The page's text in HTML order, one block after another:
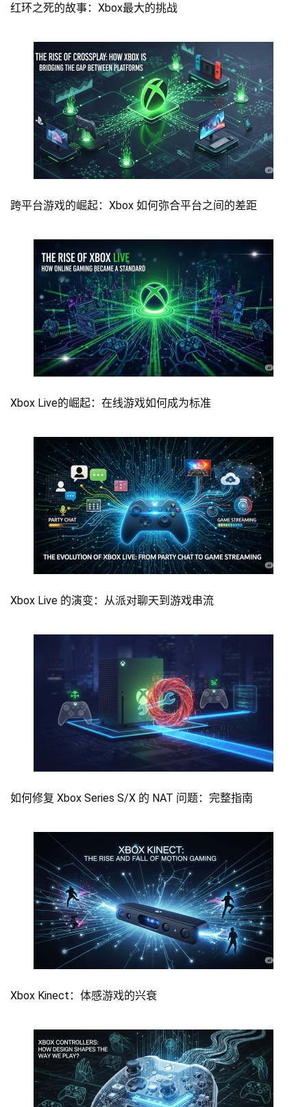
红环之死的故事：Xbox最大的挑战
跨平台游戏的崛起：Xbox 如何弥合平台之间的差距
Xbox Live的崛起：在线游戏如何成为标准
Xbox Live 的演变：从派对聊天到游戏串流
如何修复 Xbox Series S/X 的 NAT 问题：完整指南
Xbox Kinect：体感游戏的兴衰